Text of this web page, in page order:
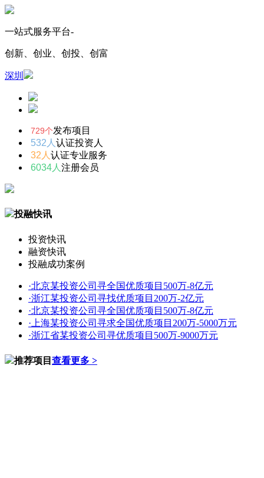
一站式服务平台-
创新、创业、创投、创富
深圳
729个发布项目
532人 认证投资人
32人 认证专业服务
6034人 注册会员
投融快讯
投资快讯
融资快讯
投融成功案例
·北京某投资公司寻全国优质项目500万-8亿元
·浙江某投资公司寻找优质项目200万-2亿元
·北京某投资公司寻全国优质项目500万-8亿元
· 上海某投资公司寻求全国优质项目200万-5000万元
·浙江省某投资公司寻优质项目500万-9000万元
推荐项目 查看更多 >